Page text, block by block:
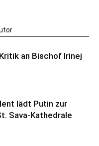
an Bischof Irinej
lädt Putin zur
Sava-Kathedrale